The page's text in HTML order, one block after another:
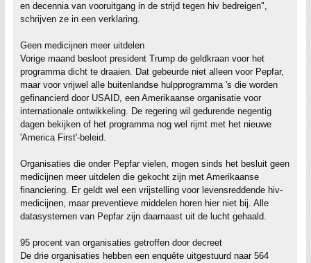
en decennia van vooruitgang in de strijd tegen hiv bedreigen",
schrijven ze in een verklaring.
Geen medicijnen meer uitdelen
Vorige maand besloot president Trump de geldkraan voor het
programma dicht te draaien. Dat gebeurde niet alleen voor Pepfar,
maar voor vrijwel alle buitenlandse hulpprogramma 's die worden
gefinancierd door USAID, een Amerikaanse organisatie voor
internationale ontwikkeling. De regering wil gedurende negentig
dagen bekijken of het programma nog wel rijmt met het nieuwe
'America First'-beleid.
Organisaties die onder Pepfar vielen, mogen sinds het besluit geen
medicijnen meer uitdelen die gekocht zijn met Amerikaanse
financiering. Er geldt wel een vrijstelling voor levensreddende hiv-
medicijnen, maar preventieve middelen horen hier niet bij. Alle
datasystemen van Pepfar zijn daarnaast uit de lucht gehaald.
95 procent van organisaties getroffen door decreet
De drie organisaties hebben een enquête uitgestuurd naar 564